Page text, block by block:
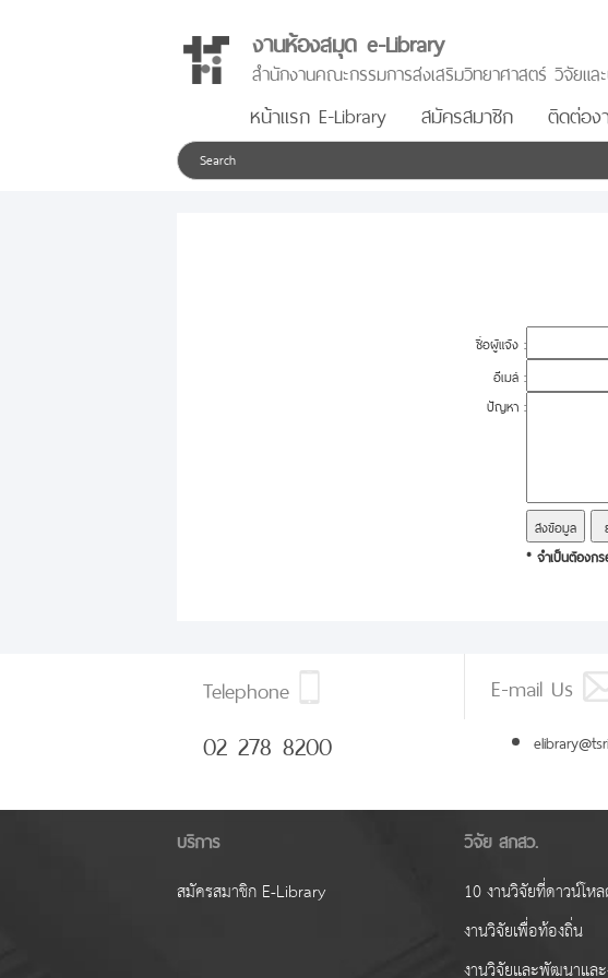
งานห้องสมุด e-Library
สำนักงานคณะกรรมการส่งเสริมวิทยาศาสตร์ วิจัยแล
หน้าแรก E-Library สมัครสมาชิก ติดต่อง
ชื่อผู้แจ้ง :
อีเมล์ :
ปัญหา :
* จำเป็นต้องก
Telephone
02 278 8200
E-mail Us
บริการ
สมัครสมาชิก E-Library
วิจัย สกสว.
10 งานวิจัยที่ดาวน์โห
งานวิจัยเพื่อท้องถิ่น
งานวิจัยและพัฒนาแล